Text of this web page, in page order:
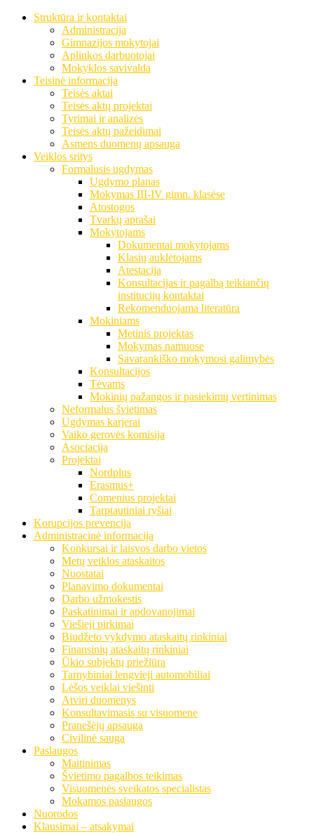
Struktūra ir kontaktai
Administracija
Gimnazijos mokytojai
Aplinkos darbuotojai
Mokyklos savivalda
Teisinė informacija
Teisės aktai
Teisės aktų projektai
Tyrimai ir analizės
Teisės aktų pažeidimai
Asmens duomenų apsauga
Veiklos sritys
Formalusis ugdymas
Ugdymo planas
Mokymas III-IV gimn. klasėse
Atostogos
Tvarkų aprašai
Mokytojams
Dokumentai mokytojams
Klasių auklėtojams
Atestacija
Konsultacijas ir pagalbą teikiančių
institucijų kontaktai
Rekomenduojama literatūra
Mokiniams
Metinis projektas
Mokymas namuose
Savarankiško mokymosi galimybės
Konsultacijos
Tėvams
Mokinių pažangos ir pasiekimų vertinimas
Neformalus švietimas
Ugdymas karjerai
Vaiko gerovės komisija
Asociacija
Projektai
Nordplus
Erasmus+
Comenius projektai
Tarptautiniai ryšiai
Korupcijos prevencija
Administracinė informacija
Konkursai ir laisvos darbo vietos
Metų veiklos ataskaitos
Nuostatai
Planavimo dokumentai
Darbo užmokestis
Paskatinimai ir apdovanojimai
Viešieji pirkimai
Biudžeto vykdymo ataskaitų rinkiniai
Finansinių ataskaitų rinkiniai
Ūkio subjektų priežiūra
Tarnybiniai lengvieji automobiliai
Lėšos veiklai viešinti
Atviri duomenys
Konsultavimasis su visuomene
Pranešėjų apsauga
Civilinė sauga
Paslaugos
Maitinimas
Švietimo pagalbos teikimas
Visuomenės sveikatos specialistas
Mokamos paslaugos
Nuorodos
Klausimai – atsakymai